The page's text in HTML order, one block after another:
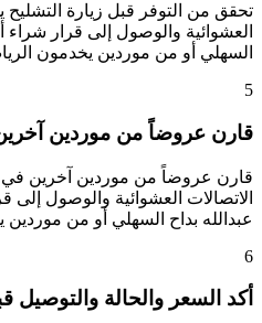
تحقق من التوفر قبل زيارة
العشوائية والوصول إلى قرار
السهلي أو من موردين يخدمون
5
قارن عروضاً من موردين
قارن عروضاً من موردين آخرين في
الاتصالات العشوائية والوصول
عبدالله بداح السهلي أو من
6
أكد السعر والحالة والتوصيل